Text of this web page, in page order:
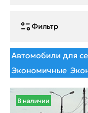
Фильтр
Автомобили для
Экономичные
В наличии